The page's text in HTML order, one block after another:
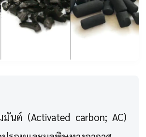
มันต์ (Activated carbon; AC)